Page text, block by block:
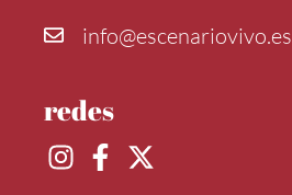
info@escenariovivo.es
redes